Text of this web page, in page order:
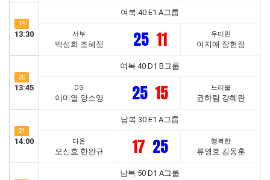
19
13:30
여복 40 E1 A그룹
서부
박성희 조혜정 25 11 우미린
이지애 장현정
20
13:45
여복 40 D1 B그룹
DS
이미열 양소영 25 15 느리울
권하림 강혜란
21
14:00
남복 30 E1 A그룹
다온
오신효 한완규 17 25 행복한
류영호 김동훈
남복 50 D1 A그룹